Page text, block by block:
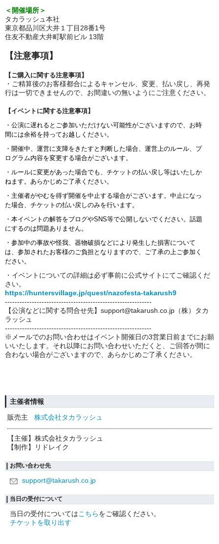
＜開催場所＞
タカラッシュ本社
東京都品川区大井１丁目28番1号
住友不動産大井町駅前ビル 13階
【注意事項】
【ご購入に関する注意事項】
・ご精算後のお客様都合によるキャンセル、変更、払い戻し、再発
行は一切できませんので、お間違いの無いようにご注意ください。
【イベントに関する注意事項】
・公演に遅れるとご参加いただけない可能性がございますので、お時
間には余裕を持ってお越しください。
・開催中、運営に支障をきたすと判断した場合、運営上のルール、プ
ログラム内容を変更する場合がございます。
・ルールに変更があった場合でも、チケットの払い戻し等はいたしか
ねます。あらかじめご了承ください。
・主催者がやむを得ず開催を中止する場合がございます。中止になっ
た場合、チケットの払い戻しのみを行います。
・本イベントの解答をブログやSNS等で公開しないでください。話題
にするのは問題ありません。
・参加中の事故や怪我、器物破損などにより発生した損害について
は、参加されたお客様のご負担となりますので、ご了承の上ご参加く
ださい。
・イベントについての詳細は必ず事前に公式サイトにてご確認くだ
さい。
https://huntersvillage.jp/quest/nazofesta-takarush9
------------------------------------------------------------
【公演などに関する問合せ先】support@takarush.co.jp（株）タカ
ラッシュ
------------------------------------------------------------
※メールでのお問い合わせはイベント開催日の3営業日前までにお願
いいたします。それ以降にお問い合わせいただくと、ご回答が間に
合わない場合がございますので、あらかじめご了承ください。
主催者情報
販売主
株式会社タカラッシュ
【主催】株式会社タカラッシュ
【制作】リドレイク
お問い合わせ先
support@takarush.co.jp
当日の受付について
当日の受付についてはこちらをご確認ください。
チケットを取り出す